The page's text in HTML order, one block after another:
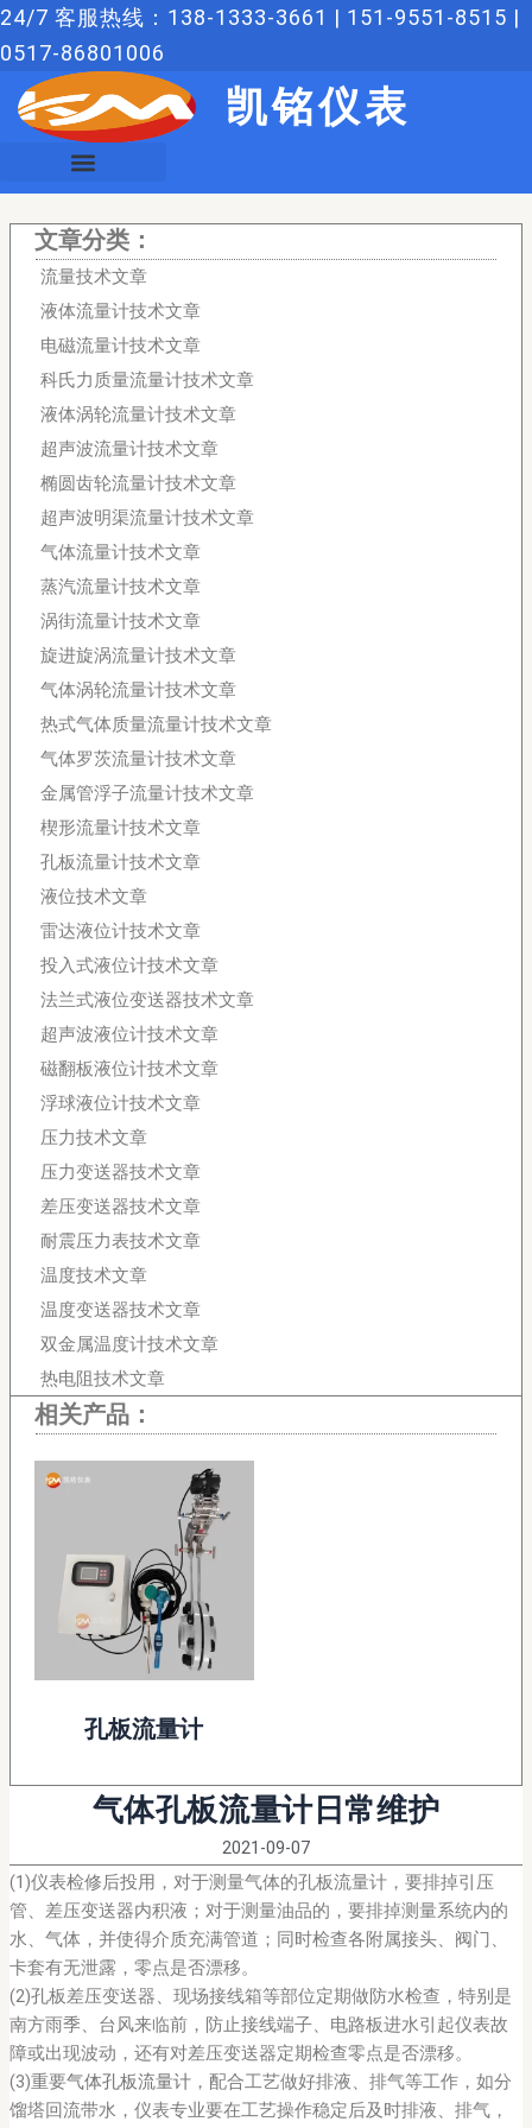
跳
至
24/7 客服热线：138-1333-3661 | 151-9551-8515 |
0517-86801006
凯铭仪表
文章分类：
流量技术文章
液体流量计技术文章
电磁流量计技术文章
科氏力质量流量计技术文章
液体涡轮流量计技术文章
超声波流量计技术文章
椭圆齿轮流量计技术文章
超声波明渠流量计技术文章
气体流量计技术文章
蒸汽流量计技术文章
涡街流量计技术文章
旋进旋涡流量计技术文章
气体涡轮流量计技术文章
热式气体质量流量计技术文章
气体罗茨流量计技术文章
金属管浮子流量计技术文章
楔形流量计技术文章
孔板流量计技术文章
液位技术文章
雷达液位计技术文章
投入式液位计技术文章
法兰式液位变送器技术文章
超声波液位计技术文章
磁翻板液位计技术文章
浮球液位计技术文章
压力技术文章
压力变送器技术文章
差压变送器技术文章
耐震压力表技术文章
温度技术文章
温度变送器技术文章
双金属温度计技术文章
热电阻技术文章
相关产品：
孔板流量计
气体孔板流量计日常维护
2021-09-07
(1)仪表检修后投用，对于测量气体的孔板流量计，要排掉引压
管、差压变送器内积液；对于测量油品的，要排掉测量系统内的
水、气体，并使得介质充满管道；同时检查各附属接头、阀门、
卡套有无泄露，零点是否漂移。
(2)孔板差压变送器、现场接线箱等部位定期做防水检查，特别是
南方雨季、台风来临前，防止接线端子、电路板进水引起仪表故
障或出现波动，还有对差压变送器定期检查零点是否漂移。
(3)重要气体孔板流量计，配合工艺做好排液、排气等工作，如分
馏塔回流带水，仪表专业要在工艺操作稳定后及时排液、排气，